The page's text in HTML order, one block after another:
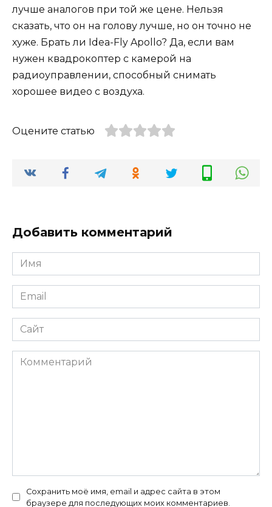
лучше аналогов при той же цене. Нельзя
сказать, что он на голову лучше, но он точно не
хуже. Брать ли Idea-Fly Apollo? Да, если вам
нужен квадрокоптер с камерой на
радиоуправлении, способный снимать
хорошее видео с воздуха.
Оцените статью
Добавить комментарий
Имя
*
Email
*
Сайт
Комментарий
Сохранить моё имя, email и адрес сайта в этом
браузере для последующих моих комментариев.